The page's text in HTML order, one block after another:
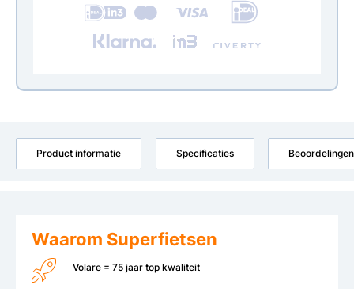
Product informatie Specificaties Beoordelingen
Waarom Superfietsen
Volare = 75 jaar top kwaliteit